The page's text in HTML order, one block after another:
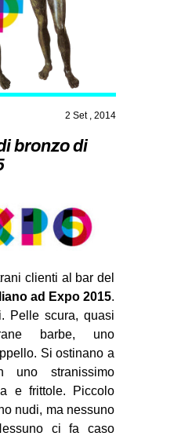
TSUNAMI
POPOLARE
ALL’ABITARE
2 Set , 2014
bronzo di
clienti al bar del
ad Expo 2015.
Pelle scura, quasi
barbe, uno
Si ostinano a
uno stranissimo
e frittole. Piccolo
nudi, ma nessuno
ci fa caso